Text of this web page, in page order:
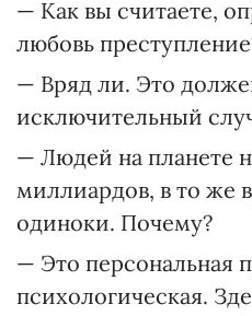
— Как вы считаете,
любовь
— Вряд ли. Это
исключительный
— Людей на планете
миллиардов, в то же
одиноки. Почему?
— Это персональная
психологическая.